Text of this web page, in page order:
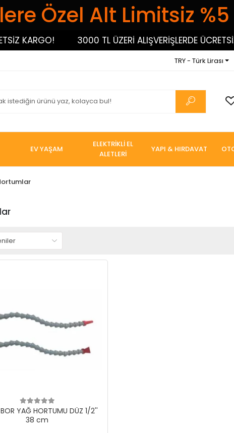
Özel Alt Limitsiz
KARGO! 3000 TL ÜZERİ ALIŞVERİŞLERDE ÜCRETSİZ
TRY - Türk Lirası
EV YAŞAM
ELEKTRİKLİ EL
ALETLERİ
YAPI & HIRDAVAT
BOR YAĞ HORTUMU DÜZ 1/2''
38 cm